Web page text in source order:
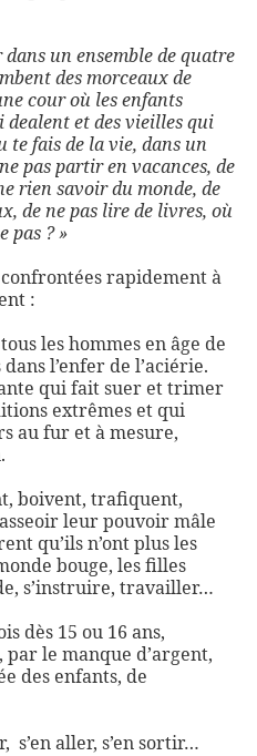
un ensemble de quatre
des morceaux de
cour où les enfants
dealent et des vieilles qui
te fais de la vie, dans un
pas partir en vacances, de
rien savoir du monde, de
de ne pas lire de livres, où
pas ? »
rapidement à
:
tous les hommes en âge de
l’enfer de l’aciérie.
qui fait suer et trimer
extrêmes et qui
au fur et à mesure,
boivent, trafiquent,
leur pouvoir mâle
qu’ils n’ont plus les
bouge, les filles
s’instruire, travailler…
dès 15 ou 16 ans,
par le manque d’argent,
des enfants, de
s’en aller, s’en sortir…